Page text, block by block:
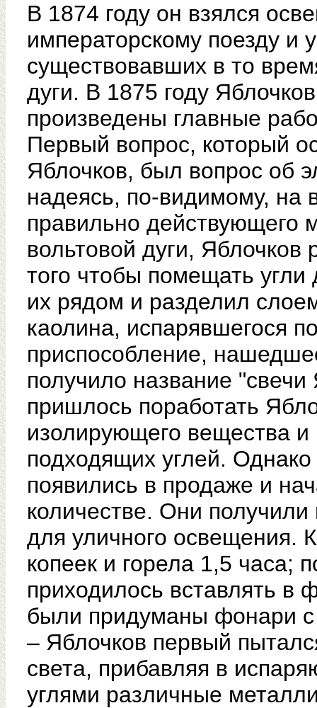
В 1874 году он взялся
императорскому поезду и
существовавших в то
дуги. В 1875 году
произведены главные
Первый вопрос, который
Яблочков, был вопрос об
надеясь, по-видимому, на
правильно действующего
вольтовой дуги,
того чтобы помещать угли
их рядом и разделил
каолина, испарявшегося
приспособление,
получило название
пришлось поработать
изолирующего вещества
подходящих углей.
появились в продаже и
количестве. Они
для уличного освещения.
копеек и горела 1,5 часа;
приходилось вставлять в
были придуманы фонари с
– Яблочков первый
света, прибавляя в
углями различные